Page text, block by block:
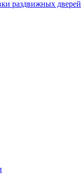
раздвижных дверей